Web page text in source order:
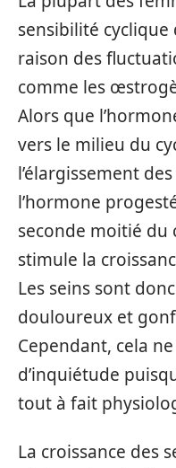
sensibilité cyclique
raison des
comme les
Alors que
vers le milieu du
l’élargissement
l’hormone
seconde moitié du
stimule la
Les seins sont
douloureux et
Cependant, cela
d’inquiétude
tout à fait
La croissance des